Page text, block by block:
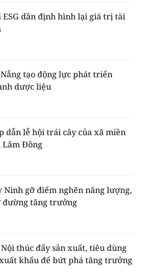
ESG dần định hình lại giá trị tài
tạo động lực phát triển
dược liệu
dẫn lễ hội trái cây của xã miền
Lâm Đồng
Ninh gỡ điểm nghẽn năng lượng,
đường tăng trưởng
thúc đẩy sản xuất, tiêu dùng
khẩu để bứt phá tăng trưởng